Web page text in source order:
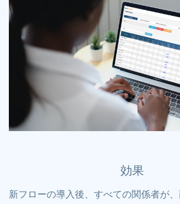
効果
新フローの導入後、すべての関係者が